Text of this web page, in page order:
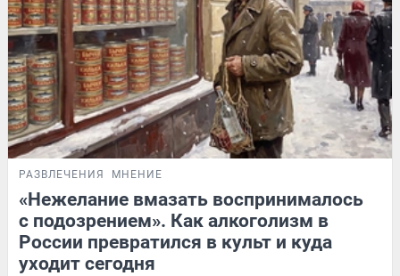
РАЗВЛЕЧЕНИЯ МНЕНИЕ
«Нежелание вмазать воспринималось
с подозрением». Как алкоголизм в
России превратился в культ и куда
уходит сегодня